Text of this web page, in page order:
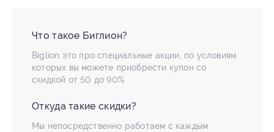
Что такое Биглион?
Biglion это про специальные акции, по условиям
которых вы можете приобрести купон со
скидкой от 50 до 90%
Откуда такие скидки?
Мы непосредственно работаем с каждым